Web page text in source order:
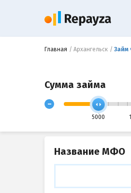
Главная Архангельск Займ
Сумма займа
-
5000
Название МФО